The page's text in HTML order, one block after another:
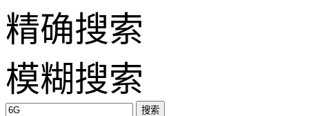
精确搜索
模糊搜索
搜索